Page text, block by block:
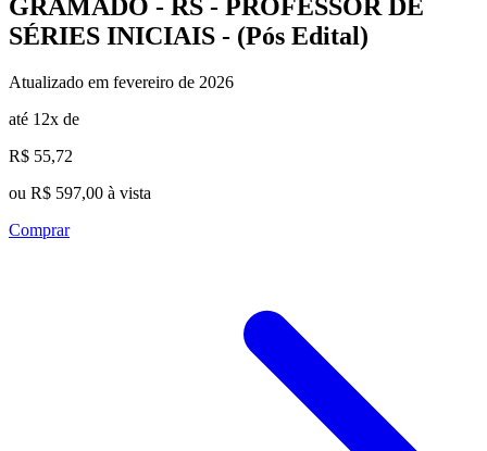
GRAMADO - RS - PROFESSOR DE
SÉRIES INICIAIS - (Pós Edital)
Atualizado em fevereiro de 2026
até 12x de
R$ 55,72
ou R$ 597,00 à vista
Comprar